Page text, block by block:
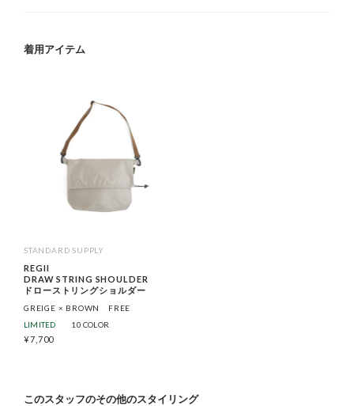
着用アイテム
STANDARD SUPPLY
REGII
DRAW STRING SHOULDER
ドローストリングショルダー
GREIGE × BROWN
FREE
LIMITED
10 COLOR
¥7,700
このスタッフのその他のスタイリング